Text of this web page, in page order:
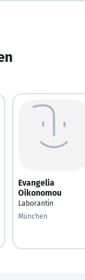
Evangelia
Oikonomou
Laborantin
München